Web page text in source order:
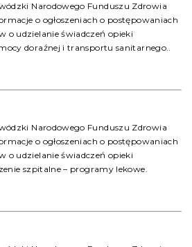
Narodowego Funduszu Zdrowia
o ogłoszeniach o postępowaniach
o udzielanie świadczeń opieki
doraźnej i transportu sanitarnego..
Narodowego Funduszu Zdrowia
o ogłoszeniach o postępowaniach
o udzielanie świadczeń opieki
szpitalne – programy lekowe.